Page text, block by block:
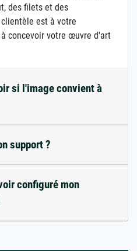
des filets et des
est à votre
concevoir votre œuvre d'art
si l'image convient à
support ?
configuré mon